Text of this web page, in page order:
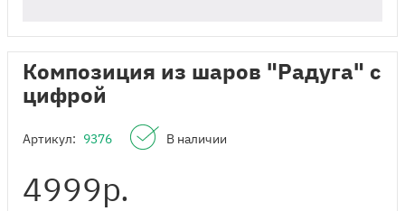
Композиция из шаров "Радуга" с
цифрой
Артикул: 9376 В наличии
4999р.